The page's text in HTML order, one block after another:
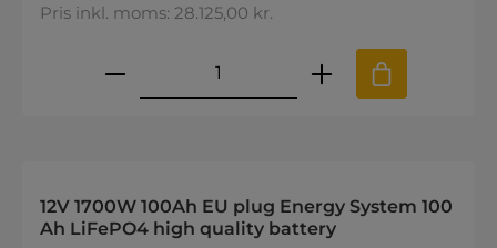
Pris inkl. moms: 28.125,00 kr.
Produktmængde: Indtast den
12V 1700W 100Ah EU plug Energy System 100
Ah LiFePO4 high quality battery